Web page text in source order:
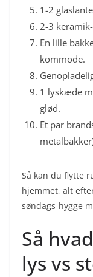
1-2
2-3
En lille
kommode.
1 lyskæde
glød.
Et par
Så kan du flytte
hjemmet, alt
søndags-hygge
Så
lys vs